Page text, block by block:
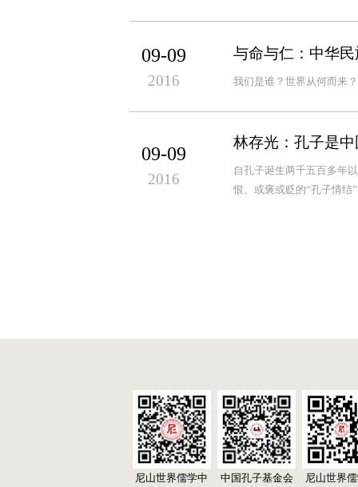
09-09
2016
与命与仁：中华
我们是谁？世界从何而来
09-09
2016
林存光：孔子是
自孔子诞生两千五百多年
恨、或褒或贬的“孔子情结
尼山世界儒学中
中国孔子基金会
尼山世界